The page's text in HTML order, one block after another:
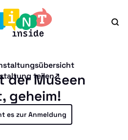
teilen
der Museen
geheim!
es zur Anmeldung